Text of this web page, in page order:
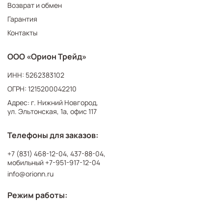
Возврат и обмен
Гарантия
Контакты
ООО «Орион Трейд»
ИНН: 5262383102
ОГРН: 1215200042210
Адрес: г. Нижний Новгород,
ул. Эльтонская, 1а, офис 117
Телефоны для заказов:
+7 (831) 468-12-04, 437-88-04,
мобильный +7-951-917-12-04
info@orionn.ru
Режим работы: